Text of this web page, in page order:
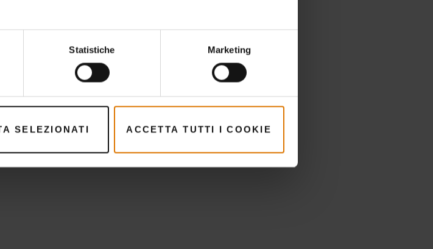
Statistiche Marketing
SELEZIONATI ACCETTA TUTTI I COOKIE